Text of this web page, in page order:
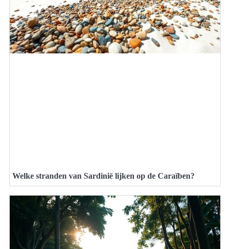
Welke stranden van Sardinië lijken op de Caraïben?